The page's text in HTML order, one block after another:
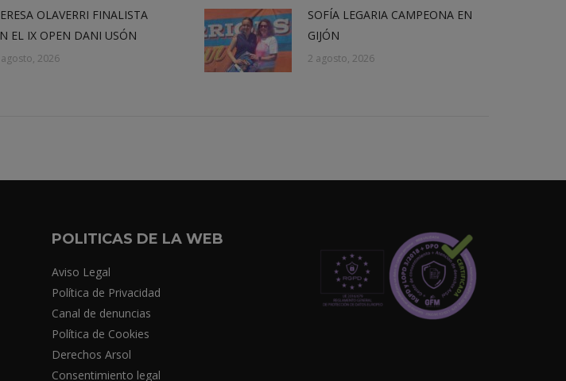
OLAVERRI FINALISTA
EL IX OPEN DANI USÓN
2026
SOFÍA LEGARIA CAMPEONA EN
GIJÓN
2 agosto, 2026
POLITICAS DE LA WEB
Aviso Legal
Política de Privacidad
Canal de denuncias
Política de Cookies
Derechos Arsol
Consentimiento legal